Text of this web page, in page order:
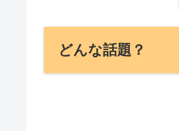
どんな話題？